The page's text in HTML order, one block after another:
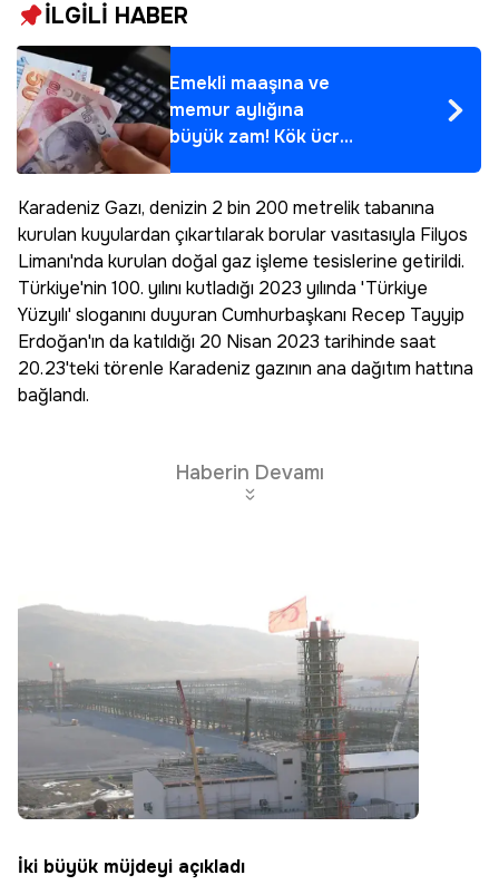
İLGİLİ HABER
Emekli maaşına ve
memur aylığına
büyük zam! Kök ücret
ve seyyanen ödeme
işte yeni maaş
tablosu
Karadeniz Gazı, denizin 2 bin 200 metrelik tabanına
kurulan kuyulardan çıkartılarak borular vasıtasıyla Filyos
Limanı'nda kurulan doğal gaz işleme tesislerine getirildi.
Türkiye'nin 100. yılını kutladığı 2023 yılında 'Türkiye
Yüzyılı' sloganını duyuran Cumhurbaşkanı Recep Tayyip
Erdoğan'ın da katıldığı 20 Nisan 2023 tarihinde saat
20.23'teki törenle Karadeniz gazının ana dağıtım hattına
bağlandı.
Haberin Devamı
İki büyük müjdeyi açıkladı